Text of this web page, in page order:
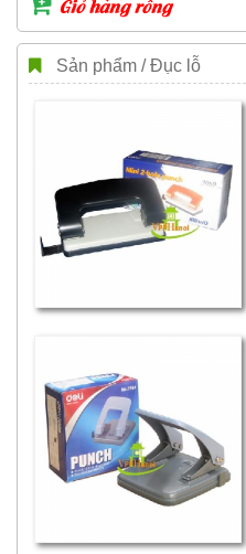
Giỏ hàng rỗng
Sản phẩm / Đục lỗ